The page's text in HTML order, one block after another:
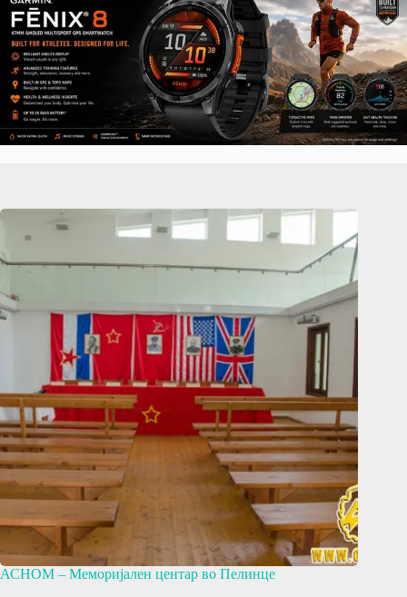
АСНОМ – Меморијален центар во Пелинце